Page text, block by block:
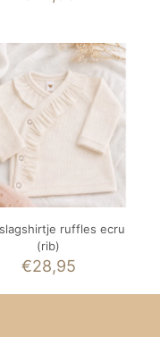
ruffles ecru
(rib)
€28,95